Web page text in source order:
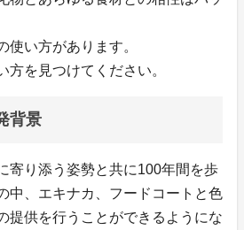
使い方があります。
方を見つけてください。
背景
寄り添う姿勢と共に100年間を歩
中、エキナカ、フードコートと色
提供を行うことができるようにな